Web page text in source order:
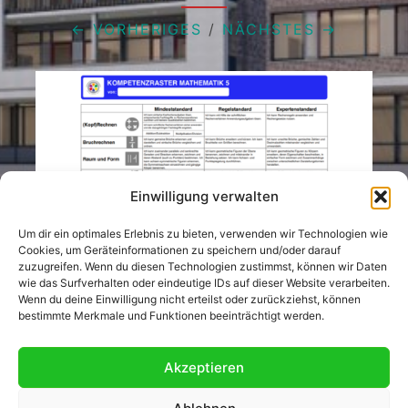
Einwilligung verwalten
Um dir ein optimales Erlebnis zu bieten, verwenden wir Technologien wie
Cookies, um Geräteinformationen zu speichern und/oder darauf
zuzugreifen. Wenn du diesen Technologien zustimmst, können wir Daten
wie das Surfverhalten oder eindeutige IDs auf dieser Website verarbeiten.
Wenn du deine Einwilligung nicht erteilst oder zurückziehst, können
bestimmte Merkmale und Funktionen beeinträchtigt werden.
Akzeptieren
← VORHERIGES / NÄCHSTES →
Sowohl Kommentare Als Auch Trackbacks